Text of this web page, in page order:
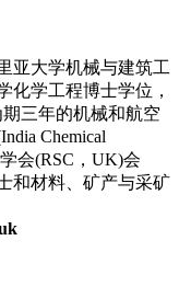
亚大学机械与建筑工
化学工程博士学位，
三年的机械和航空
Chemical
会(RSC，UK)会
和材料、矿产与采矿